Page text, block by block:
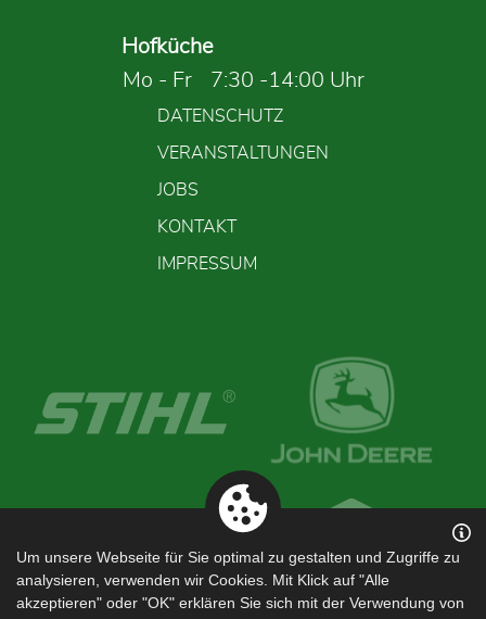
Hofküche
Mo - Fr
7:30 -14:00 Uhr
DATENSCHUTZ
VERANSTALTUNGEN
JOBS
KONTAKT
IMPRESSUM
Um unsere Webseite für Sie optimal zu gestalten und Zugriffe zu
analysieren, verwenden wir Cookies. Mit Klick auf "Alle
akzeptieren" oder "OK" erklären Sie sich mit der Verwendung von